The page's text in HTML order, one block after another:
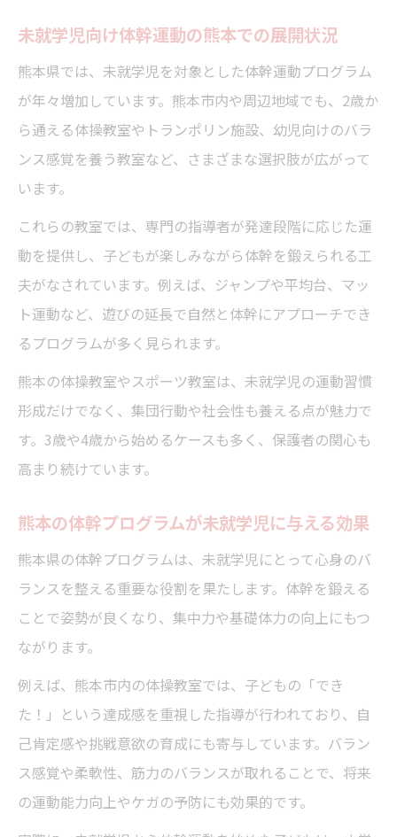
未就学児向け体幹運動の熊本での展開状況
熊本県では、未就学児を対象とした体幹運動プログラム
が年々増加しています。熊本市内や周辺地域でも、2歳か
ら通える体操教室やトランポリン施設、幼児向けのバラ
ンス感覚を養う教室など、さまざまな選択肢が広がって
います。
これらの教室では、専門の指導者が発達段階に応じた運
動を提供し、子どもが楽しみながら体幹を鍛えられる工
夫がなされています。例えば、ジャンプや平均台、マッ
ト運動など、遊びの延長で自然と体幹にアプローチでき
るプログラムが多く見られます。
熊本の体操教室やスポーツ教室は、未就学児の運動習慣
形成だけでなく、集団行動や社会性も養える点が魅力で
す。3歳や4歳から始めるケースも多く、保護者の関心も
高まり続けています。
熊本の体幹プログラムが未就学児に与える効果
熊本県の体幹プログラムは、未就学児にとって心身のバ
ランスを整える重要な役割を果たします。体幹を鍛える
ことで姿勢が良くなり、集中力や基礎体力の向上にもつ
ながります。
例えば、熊本市内の体操教室では、子どもの「でき
た！」という達成感を重視した指導が行われており、自
己肯定感や挑戦意欲の育成にも寄与しています。バラン
ス感覚や柔軟性、筋力のバランスが取れることで、将来
の運動能力向上やケガの予防にも効果的です。